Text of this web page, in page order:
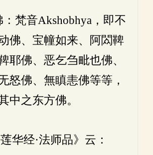
：梵音Akshobhya，即不
佛、宝幢如来、阿閦鞞
耶佛、恶乞刍毗也佛、
怒佛、無瞋恚佛等等，
中之东方佛。
莲华经·法师品》云：